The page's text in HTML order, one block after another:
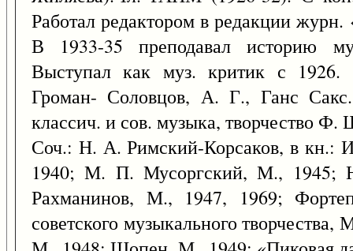
Работал редактором в редакции
В 1933-35 преподавал историю
Выступал как муз. критик с 1926.
Громан- Соловцов, А. Г., Ганс
классич. и сов. музыка, творчество Ф.
Соч.: Н. А. Римский-Корсаков, в кн.:
1940; М. П. Мусоргский, М.,
Рахманинов, М., 1947, 1969;
советского музыкального